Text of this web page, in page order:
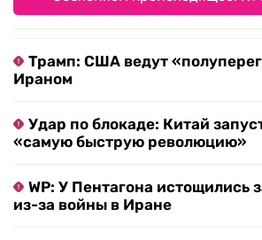
Трамп: США ведут
Ираном
Удар по блокаде: Китай
«самую быструю революцию»
WP: У Пентагона истощились
из-за войны в Иране